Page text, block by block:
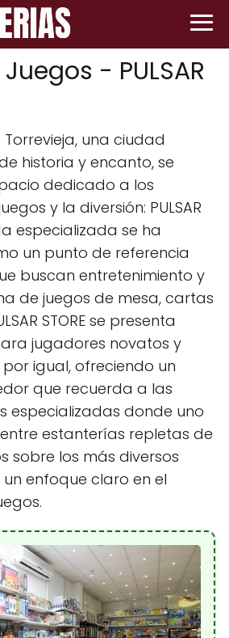
- PULSAR
una ciudad
historia y encanto, se
dedicado a los
y la diversión: PULSAR
especializada se ha
un punto de referencia
buscan entretenimiento y
de juegos de mesa, cartas
STORE se presenta
jugadores novatos y
igual, ofreciendo un
que recuerda a las
especializadas donde uno
estanterías repletas de
sobre los más diversos
enfoque claro en el